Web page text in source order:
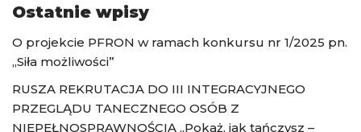
Ostatnie wpisy
O projekcie PFRON w ramach konkursu nr 1/2025 pn.
„Siła możliwości”
RUSZA REKRUTACJA DO III INTEGRACYJNEGO
PRZEGLĄDU TANECZNEGO OSÓB Z
NIEPEŁNOSPRAWNOŚCIĄ „Pokaż, jak tańczysz –